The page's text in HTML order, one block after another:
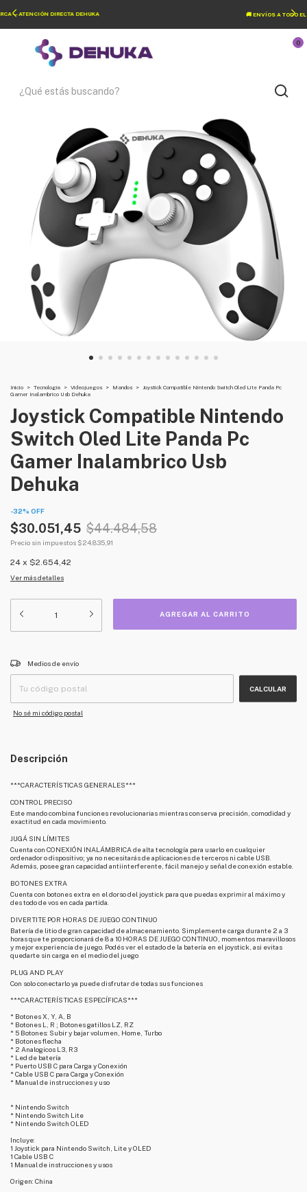
🚚 ENVÍOS A TODO EL PAÍS — SIN LÍMITE DE ZONA
0
Inicio > Tecnología > Videojuegos > Mandos >
Joystick Compatible Nintendo Switch Oled Lite Panda Pc
Gamer Inalambrico Usb Dehuka
Joystick Compatible Nintendo
Switch Oled Lite Panda Pc
Gamer Inalambrico Usb
Dehuka
-32% OFF
$30.051,45 $44.484,58
Precio sin impuestos $24.835,91
24 x $2.654,42
Ver más detalles
Entregas para el CP:
Medios de envío
CALCULAR
No sé mi código postal
Descripción
***CARACTERÍSTICAS GENERALES***
CONTROL PRECISO
Este mando combina funciones revolucionarias mientras conserva precisión, comodidad y
exactitud en cada movimiento.
JUGÁ SIN LÍMITES
Cuenta con CONEXIÓN INALÁMBRICA de alta tecnología para usarlo en cualquier
ordenador o dispositivo; ya no necesitarás de aplicaciones de terceros ni cable USB.
Además, posee gran capacidad antiinterferente, fácil manejo y señal de conexión estable.
BOTONES EXTRA
Cuenta con botones extra en el dorso del joystick para que puedas exprimir al máximo y
des todo de vos en cada partida.
DIVERTITE POR HORAS DE JUEGO CONTINUO
Batería de litio de gran capacidad de almacenamiento. Simplemente carga durante 2 a 3
horas que te proporcionará de 8 a 10 HORAS DE JUEGO CONTINUO, momentos maravillosos
y mejor experiencia de juego. Podés ver el estado de la batería en el joystick, asi evitas
quedarte sin carga en el medio del juego
PLUG AND PLAY
Con solo conectarlo ya puede disfrutar de todas sus funciones
***CARACTERÍSTICAS ESPECÍFICAS***
* Botones X, Y, A, B
* Botones L, R ; Botones gatillos LZ, RZ
* 5 Botones: Subir y bajar volumen, Home, Turbo
* Botones flecha
* 2 Analogicos L3, R3
* Led de batería
* Puerto USB C para Carga y Conexión
* Cable USB C para Carga y Conexión
* Manual de instrucciones y uso
* Nintendo Switch
* Nintendo Switch Lite
* Nintendo Switch OLED
Incluye:
1 Joystick para Nintendo Switch, Lite y OLED
1 Cable USB C
1 Manual de instrucciones y usos
Origen: China